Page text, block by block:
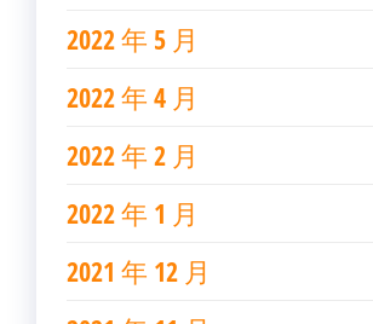
2022 年 5 月
2022 年 4 月
2022 年 2 月
2022 年 1 月
2021 年 12 月